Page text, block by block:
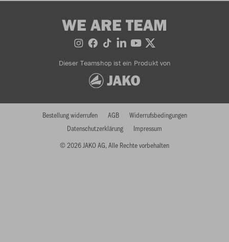
WE ARE TEAM
Dieser Teamshop ist ein Produkt von
© 2026 JAKO AG, Alle Rechte vorbehalten
Bestellung widerrufen AGB
Widerrufsbedingungen
Datenschutzerklärung
Impressum